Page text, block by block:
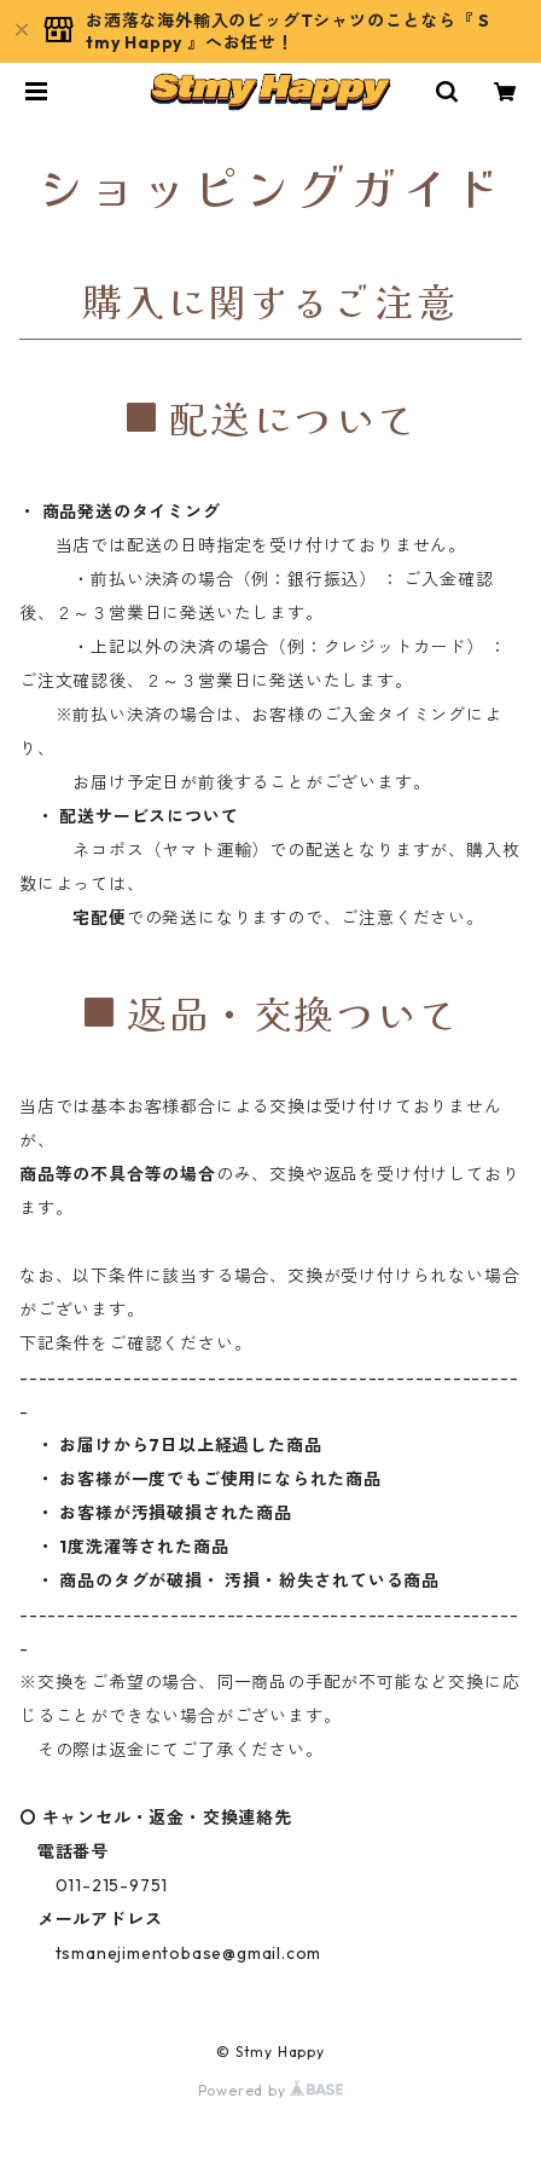
お洒落な海外輸入のビッグTシャツのことなら『 S
tmy Happy 』へお任せ！
ショッピングガイド
購入に関するご注意
配送について
・ 商品発送のタイミング
当店では配送の日時指定を受け付けておりません。
・前払い決済の場合（例：銀行振込） ： ご入金確認
後、２～３営業日に発送いたします。
・上記以外の決済の場合（例：クレジットカード） ：
ご注文確認後、２～３営業日に発送いたします。
※前払い決済の場合は、お客様のご入金タイミングによ
り、
お届け予定日が前後することがございます。
・ 配送サービスについて
ネコポス（ヤマト運輸）での配送となりますが、購入枚
数によっては、
宅配便 での発送になりますので、ご注意ください。
返品・交換ついて
当店では基本お客様都合による交換は受け付けておりません
が、
商品等の不具合等の場合のみ、交換や返品を受け付けしており
ます。
なお、以下条件に該当する場合、交換が受け付けられない場合
がございます。
下記条件をご確認ください。
-----------------------------------------------------
-
・ お届けから7日以上経過した商品
・ お客様が一度でもご使用になられた商品
・ お客様が汚損破損された商品
・ 1度洗濯等された商品
・ 商品のタグが破損・ 汚損・紛失されている商品
-----------------------------------------------------
-
※交換をご希望の場合、同一商品の手配が不可能など交換に応
じることができない場合がございます。
その際は返金にてご了承ください。
〇 キャンセル・返金・交換連絡先
電話番号
011-215-9751
メールアドレス
tsmanejimentobase@gmail.com
© Stmy Happy
Powered by